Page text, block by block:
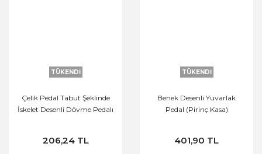
TÜKENDİ
Çelik Pedal Tabut Şeklinde
İskelet Desenli Dövme Pedalı
206,24 TL
TÜKENDİ
Benek Desenli Yuvarlak
Pedal (Pirinç Kasa)
401,90 TL